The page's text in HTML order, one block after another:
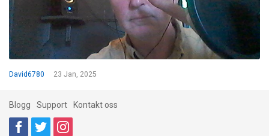
David6780 23 Jan, 2025
Blogg Support Kontakt oss